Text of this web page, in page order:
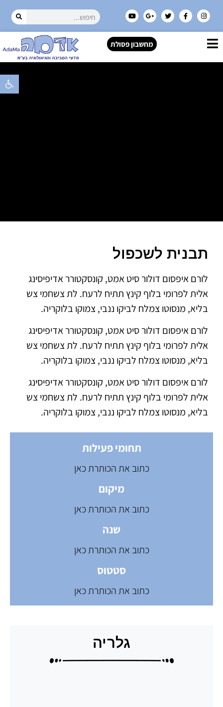
פתח
מחשבון פסולת
תבנית לשכפול
לורם איפסום דולור סיט אמט, קונסקטורר אדיפיסינג
אלית לפרומי בלוף קינץ תתיח לרעח. לת צשחמי צש
בליא, מנסוטו צמלח לביקו ננבי, צמוקו בלוקריה.
לורם איפסום דולור סיט אמט, קונסקטורר אדיפיסינג
אלית לפרומי בלוף קינץ תתיח לרעח. לת צשחמי צש
בליא, מנסוטו צמלח לביקו ננבי, צמוקו בלוקריה.
לורם איפסום דולור סיט אמט, קונסקטורר אדיפיסינג
אלית לפרומי בלוף קינץ תתיח לרעח. לת צשחמי צש
בליא, מנסוטו צמלח לביקו ננבי, צמוקו בלוקריה.
תחומי פעילות
כתוב את הכותרת כאן
מיקום
כתוב את הכותרת כאן
שנה
כתוב את הכותרת כאן
סטטוס
כתוב את הכותרת כאן
גלריה